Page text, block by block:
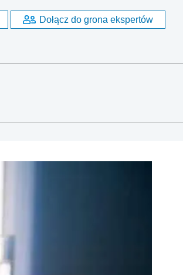
Dołącz do grona ekspertów